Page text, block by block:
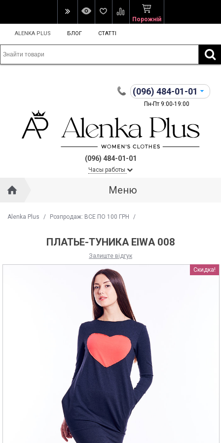
Порожній
ALENKA PLUS БЛОГ СТАТТІ
(096) 484-01-01
Пн-Пт 9:00-19:00
(096) 484-01-01
Часы работы
Меню
Alenka Plus / Розпродаж: ВСЕ ПО 100 ГРН /
ПЛАТЬЕ-ТУНИКА EIWA 008
Залиште відгук
Скидка!